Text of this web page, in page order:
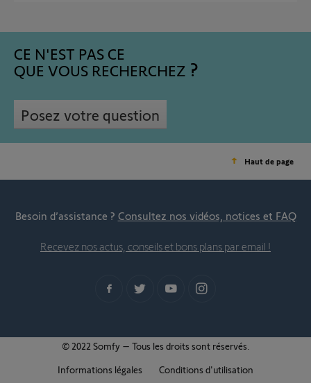
CE N'EST PAS CE
QUE VOUS RECHERCHEZ
Posez votre question
Haut de page
Besoin d’assistance ? Consultez nos vidéos, notices et FAQ
Recevez nos actus, conseils et bons plans par email !
© 2022 Somfy – Tous les droits sont réservés.
Informations légales
Conditions d'utilisation